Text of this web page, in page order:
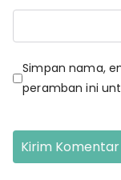
Simpan nama,
peramban ini